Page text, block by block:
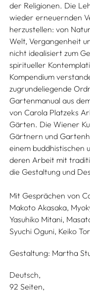
der Religionen. Die
wieder erneuernden
herzustellen: von
Welt, Vergangenheit
nicht idealisiert zum
spiritueller
Kompendium
zugrundeliegende
Gartenmanual aus
von Carola Platzeks
Gärten. Die Wiener
Gärtnern und
einem buddhistischen
deren Arbeit mit
die Gestaltung und
Mit Gesprächen von
Makoto Akasaka,
Yasuhiko Mitani,
Syuchi Oguni, Keiko
Gestaltung: Martha
Deutsch
92 Seiten,